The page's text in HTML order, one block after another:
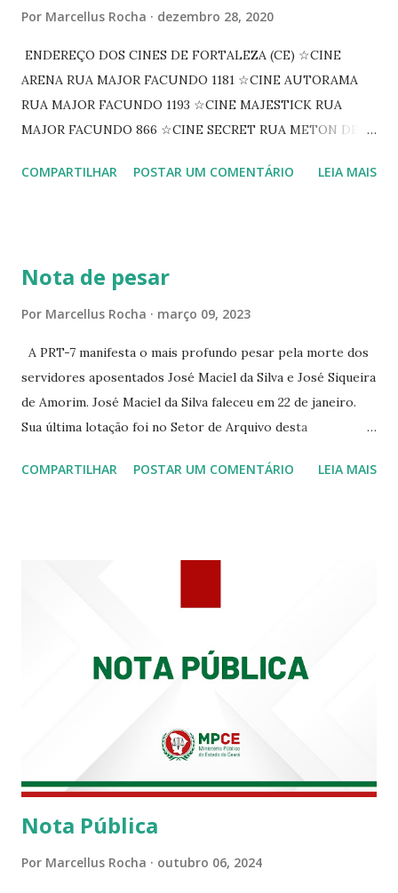
Por Marcellus Rocha dezembro 28, 2020
ENDEREÇO DOS CINES DE FORTALEZA (CE) ☆CINE
ARENA RUA MAJOR FACUNDO 1181 ☆CINE AUTORAMA
RUA MAJOR FACUNDO 1193 ☆CINE MAJESTICK RUA
MAJOR FACUNDO 866 ☆CINE SECRET RUA METON DE
PEIXOTO 1307 ☆CINE IRIS RUA FLORIANO PEIXOTO 1206
☆CINE VIP CLUBE RUA 24 DE MAIO 825 ☆CINE ECLIPSE
COMPARTILHAR POSTAR UM COMENTÁRIO LEIA MAIS
Nota de pesar
Por Marcellus Rocha março 09, 2023
A PRT-7 manifesta o mais profundo pesar pela morte dos
servidores aposentados José Maciel da Silva e José Siqueira
de Amorim. José Maciel da Silva faleceu em 22 de janeiro.
Sua última lotação foi no Setor de Arquivo desta
Siqueira Amorim faleceu em 28 de fevereiro e encerrou a
COMPARTILHAR POSTAR UM COMENTÁRIO LEIA MAIS
Nota Pública
Por Marcellus Rocha outubro 06, 2024